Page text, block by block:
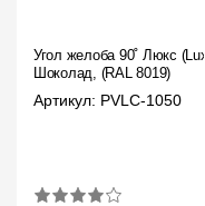
Угол желоба 90˚ Люкс (Lux)
Шоколад, (RAL 8019)
Артикул: PVLC-1050